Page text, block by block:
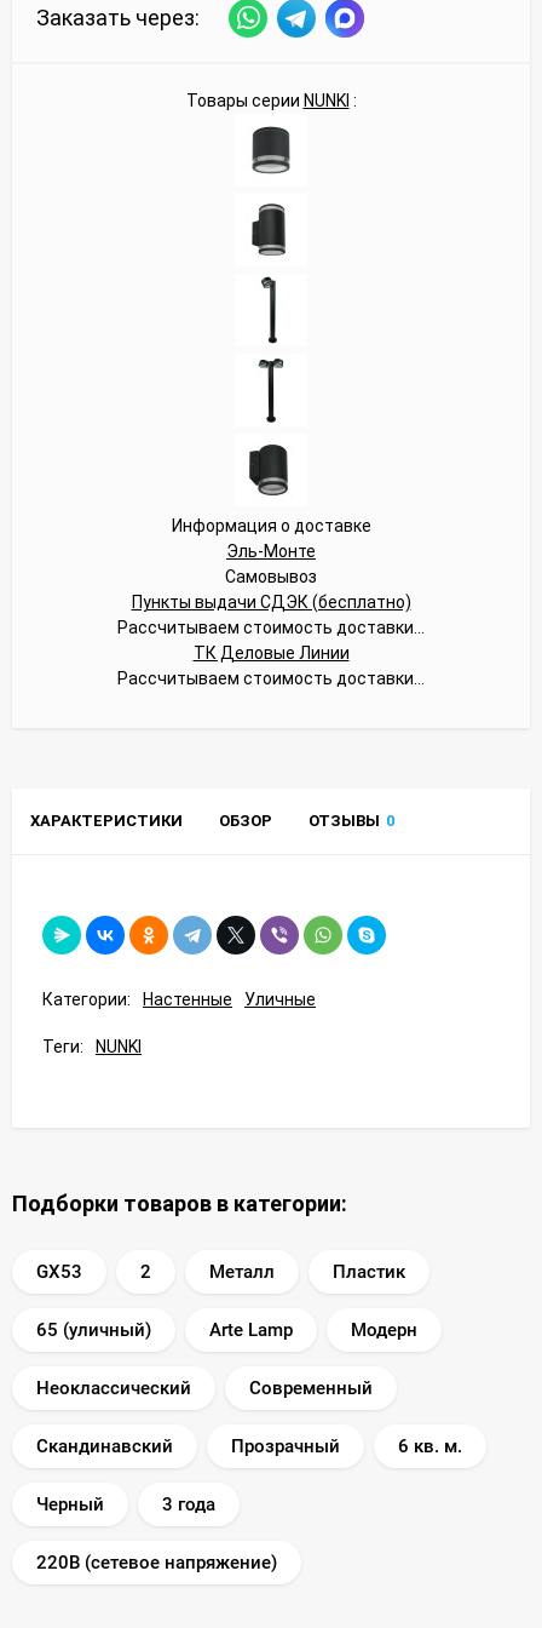
Заказать через:
Товары серии NUNKI :
Информация о доставке
Эль-Монте
Самовывоз
Пункты выдачи СДЭК (бесплатно)
Рассчитываем стоимость доставки...
ТК Деловые Линии
Рассчитываем стоимость доставки...
ХАРАКТЕРИСТИКИ ОБЗОР ОТЗЫВЫ 0
Категории: Настенные Уличные
Теги: NUNKI
Подборки товаров в категории:
GX53 2 Металл Пластик
65 (уличный) Arte Lamp Модерн
Неоклассический Современный
Скандинавский Прозрачный 6 кв. м.
Черный 3 года
220В (сетевое напряжение)